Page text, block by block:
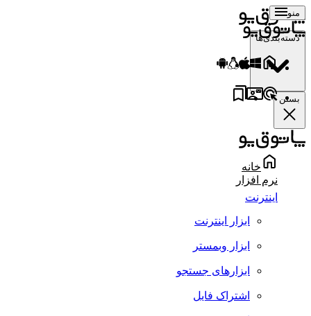
منو
دسته‌بندی‌ها
بستن
خانه
نرم افزار
اینترنت
ابزار اینترنت
ابزار وبمستر
ابزارهای جستجو
اشتراک فایل